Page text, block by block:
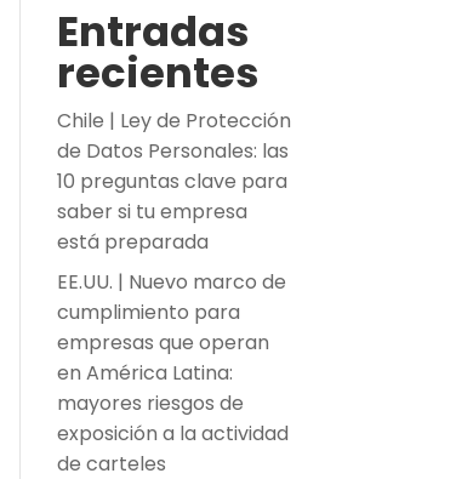
Entradas
recientes
Chile | Ley de Protección
de Datos Personales: las
10 preguntas clave para
saber si tu empresa
está preparada
EE.UU. | Nuevo marco de
cumplimiento para
empresas que operan
en América Latina:
mayores riesgos de
exposición a la actividad
de carteles